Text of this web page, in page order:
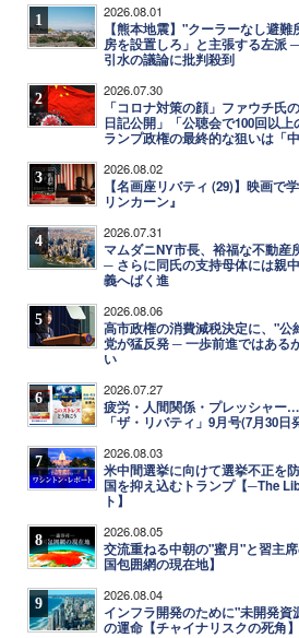
1 2026.08.01
【熊本地震】"クーラーなし避
房を設置しろ」と主張する左派
引水の議論に批判殺到
2 2026.07.30
「コロナ対策の顔」ファウチ氏
日記公開」「公聴会で100回以
ランプ政権の最終的な狙いは「
3 2026.08.02
【名画座リバティ (29)】映画
リンカーン』
4 2026.07.31
マムダニNY市長、裕福な不動
─ さらに同氏の支持母体には親
義へばく進
5 2026.08.06
高市政権の消費減税決定に、"
党が猛反発 ─ 一歩前進ではある
い
6 2026.07.27
疲労・人間関係・プレッシャー
「ザ・リバティ」9月号(7月30日
7 2026.08.03
米中間選挙に向けて選挙不正を
国を抑え込むトランプ【─The
ト】
8 2026.08.05
交流重ねる中朝の"蜜月"と習主
国包囲網の現在地】
9 2026.08.04
インフラ開発のために"未開発
の運命【チャイナリスクの死角】